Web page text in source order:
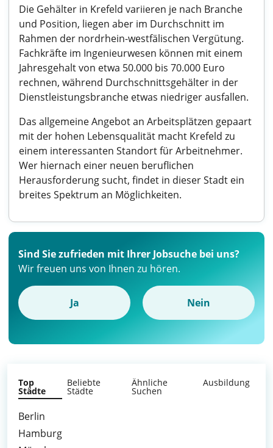
Die Gehälter in Krefeld variieren je nach Branche
und Position, liegen aber im Durchschnitt im
Rahmen der nordrhein-westfälischen Vergütung.
Fachkräfte im Ingenieurwesen können mit einem
Jahresgehalt von etwa 50.000 bis 70.000 Euro
rechnen, während Durchschnittsgehälter in der
Dienstleistungsbranche etwas niedriger ausfallen.
Das allgemeine Angebot an Arbeitsplätzen gepaart
mit der hohen Lebensqualität macht Krefeld zu
einem interessanten Standort für Arbeitnehmer.
Wer hiernach einer neuen beruflichen
Herausforderung sucht, findet in dieser Stadt ein
breites Spektrum an Möglichkeiten.
Sind Sie zufrieden mit Ihrer Jobsuche bei uns?
Wir freuen uns von Ihnen zu hören.
Ja Nein
Top
Städte
Beliebte
Städte
Ähnliche
Suchen
Ausbildung
Berlin
Hamburg